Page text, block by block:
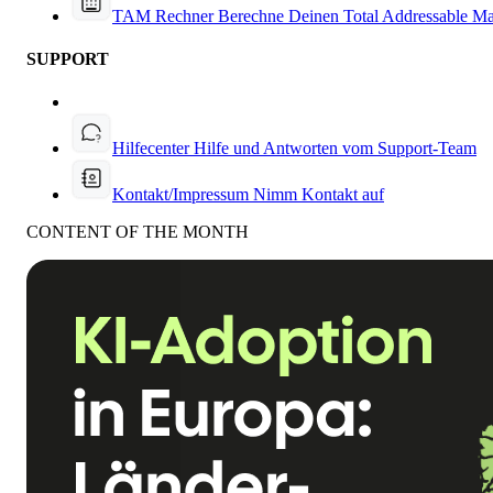
TAM RechnerBerechne Deinen Total Addressable
SUPPORT
HilfecenterHilfe und Antworten vom Support-Team
Kontakt/Impressum Nimm Kontakt auf
CONTENT OF THE MONTH